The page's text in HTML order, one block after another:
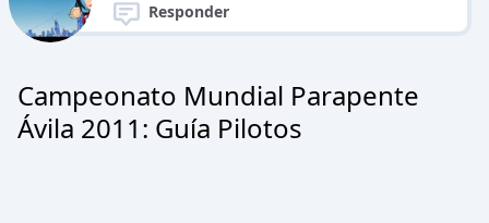
Responder
Campeonato Mundial Parapente
Ávila 2011: Guía Pilotos